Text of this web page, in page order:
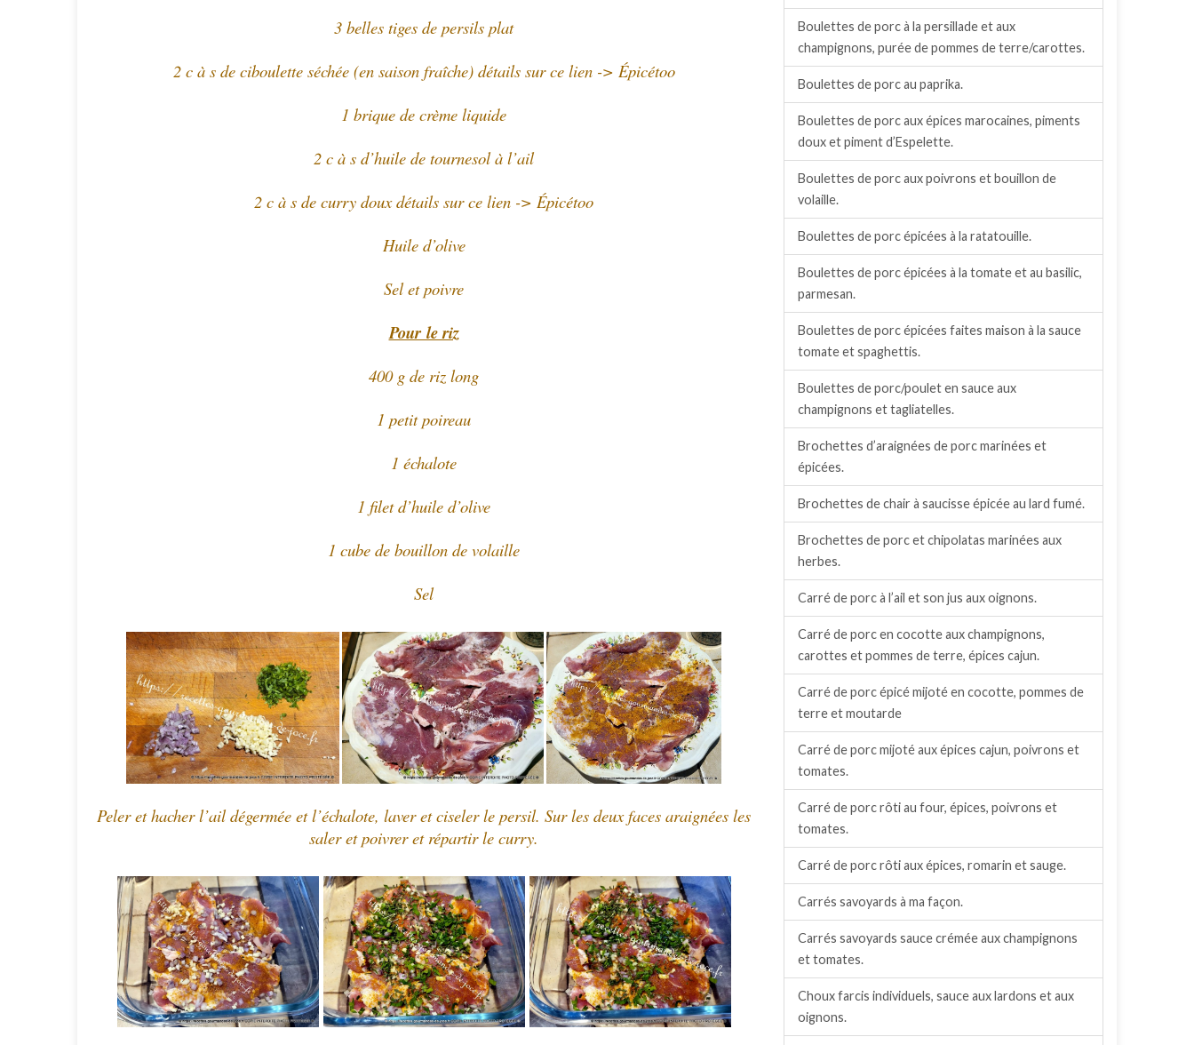
3 belles tiges de persils plat
2 c à s de ciboulette séchée(en saison fraîche) détails sur ce lien -> Épicétoo
1 brique de crème liquide
2 c à s d’huile de tournesol à l’ail
2 c à s de curry doux détails sur ce lien -> Épicétoo
Huile d’olive
Sel et poivre
Pour le riz
400 g de riz long
1 petit poireau
1 échalote
1 filet d’huile d’olive
1 cube de bouillon de volaille
Sel
Peler et hacher l’ail dégermée et l’échalote, laver et ciseler le persil. Sur les deux faces araignées les
saler et poivrer et répartir le curry.
Boulettes de porc à la persillade et aux
champignons, purée de pommes de terre/carottes.
Boulettes de porc au paprika.
Boulettes de porc aux épices marocaines, piments
doux et piment d’Espelette.
Boulettes de porc aux poivrons et bouillon de
volaille.
Boulettes de porc épicées à la ratatouille.
Boulettes de porc épicées à la tomate et au basilic,
parmesan.
Boulettes de porc épicées faites maison à la sauce
tomate et spaghettis.
Boulettes de porc/poulet en sauce aux
champignons et tagliatelles.
Brochettes d’araignées de porc marinées et
épicées.
Brochettes de chair à saucisse épicée au lard fumé.
Brochettes de porc et chipolatas marinées aux
herbes.
Carré de porc à l’ail et son jus aux oignons.
Carré de porc en cocotte aux champignons,
carottes et pommes de terre, épices cajun.
Carré de porc épicé mijoté en cocotte, pommes de
terre et moutarde
Carré de porc mijoté aux épices cajun, poivrons et
tomates.
Carré de porc rôti au four, épices, poivrons et
tomates.
Carré de porc rôti aux épices, romarin et sauge.
Carrés savoyards à ma façon.
Carrés savoyards sauce crémée aux champignons
et tomates.
Choux farcis individuels, sauce aux lardons et aux
oignons.